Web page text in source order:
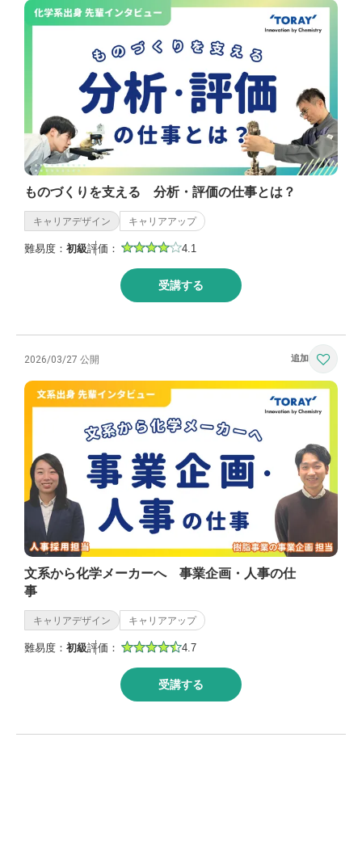
ものづくりを支える 分析・評価の仕事とは？
キャリアデザイン キャリアアップ
難易度： 初級評価： 4.1
受講する
2026/03/27 公開
文系から化学メーカーへ 事業企画・人事の仕
事
キャリアデザイン キャリアアップ
難易度： 初級評価： 4.7
受講する